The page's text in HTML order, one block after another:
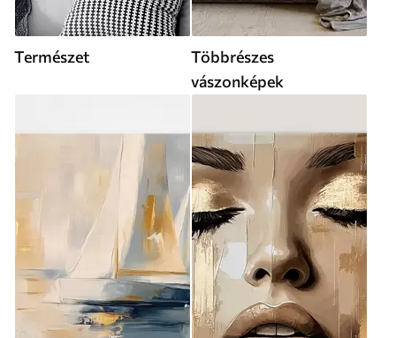
Természet
Többrészes
vászonképek